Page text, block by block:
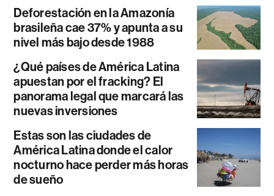
Deforestación en la Amazonía
brasileña cae 37% y apunta a su
nivel más bajo desde 1988
¿Qué países de América Latina
apuestan por el fracking? El
panorama legal que marcará las
nuevas inversiones
Estas son las ciudades de
América Latina donde el calor
nocturno hace perder más horas
de sueño